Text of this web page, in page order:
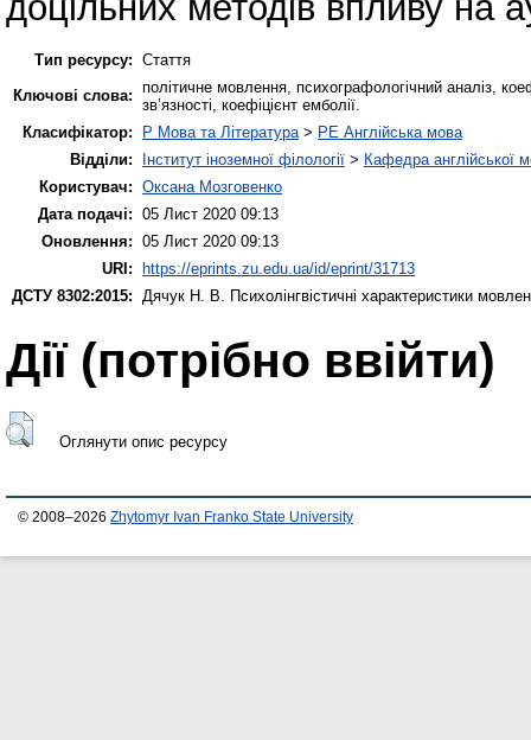
Тип ресурсу: Стаття
Ключові слова: політичне мовлення, психографологічний аналіз,
зв’язності, коефіцієнт емболії.
Класифікатор:
P Мова та Література > PE Англійська мова
Відділи:
Інститут іноземної філології > Кафедра англійської
Користувач: Оксана Мозговенко
Дата подачі: 05 Лист 2020 09:13
Оновлення: 05 Лист 2020 09:13
URI: https://eprints.zu.edu.ua/id/eprint/31713
ДСТУ 8302:2015:
Дячук Н. В. Психолінгвістичні характеристики
Дії ​​(потрібно ввійти)
Оглянути опис ресурсу
© 2008–2026 Zhytomyr Ivan Franko State University